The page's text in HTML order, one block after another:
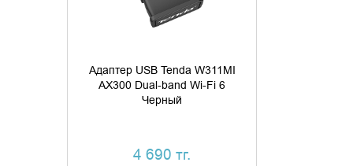
Адаптер USB Tenda W311MI
AX300 Dual-band Wi-Fi 6
Черный
4 690 тг.